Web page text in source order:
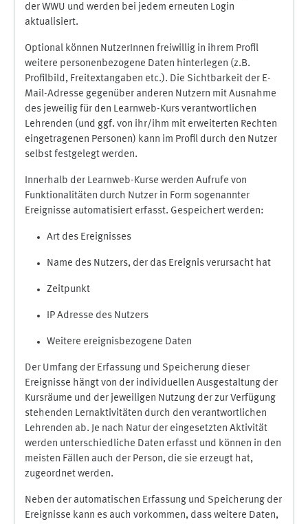
der WWU und werden bei jedem erneuten Login
aktualisiert.
Optional können NutzerInnen freiwillig in ihrem Profil
weitere personenbezogene Daten hinterlegen (z.B.
Profilbild, Freitextangaben etc.). Die Sichtbarkeit der E-
Mail-Adresse gegenüber anderen Nutzern mit Ausnahme
des jeweilig für den Learnweb-Kurs verantwortlichen
Lehrenden (und ggf. von ihr/ihm mit erweiterten Rechten
eingetragenen Personen) kann im Profil durch den Nutzer
selbst festgelegt werden.
Innerhalb der Learnweb-Kurse werden Aufrufe von
Funktionalitäten durch Nutzer in Form sogenannter
Ereignisse automatisiert erfasst. Gespeichert werden:
Art des Ereignisses
Name des Nutzers, der das Ereignis verursacht hat
Zeitpunkt
IP Adresse des Nutzers
Weitere ereignisbezogene Daten
Der Umfang der Erfassung und Speicherung dieser
Ereignisse hängt von der individuellen Ausgestaltung der
Kursräume und der jeweiligen Nutzung der zur Verfügung
stehenden Lernaktivitäten durch den verantwortlichen
Lehrenden ab. Je nach Natur der eingesetzten Aktivität
werden unterschiedliche Daten erfasst und können in den
meisten Fällen auch der Person, die sie erzeugt hat,
zugeordnet werden.
Neben der automatischen Erfassung und Speicherung der
Ereignisse kann es auch vorkommen, dass weitere Daten,